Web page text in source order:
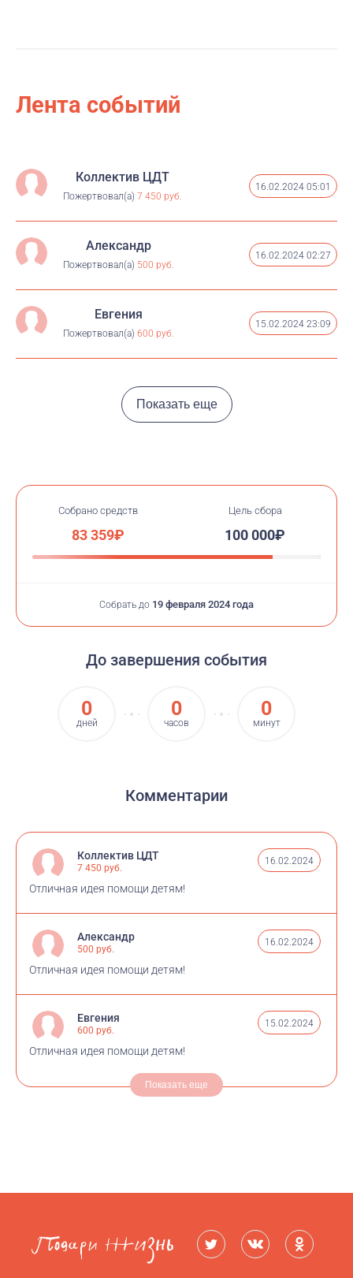
Лента событий
Коллектив ЦДТ
Пожертвовал(а) 7 450 руб.
16.02.2024 05:01
Александр
Пожертвовал(а) 500 руб.
16.02.2024 02:27
Евгения
Пожертвовал(а) 600 руб.
15.02.2024 23:09
Показать еще
Собрано средств
83 359₽
Цель сбора
100 000₽
Собрать до 19 февраля 2024 года
До завершения события
0
дней
0
часов
0
минут
Комментарии
Коллектив ЦДТ
7 450 руб.
16.02.2024
Отличная идея помощи детям!
Александр
500 руб.
16.02.2024
Отличная идея помощи детям!
Евгения
600 руб.
15.02.2024
Отличная идея помощи детям!
Показать еще